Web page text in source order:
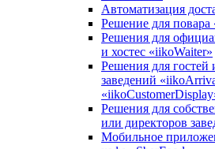
Автоматизация
Решение для повара
Решения для
и хостес «iikoWaiter»
Решения для гостей
заведений
Решения для
или директоров
Мобильное